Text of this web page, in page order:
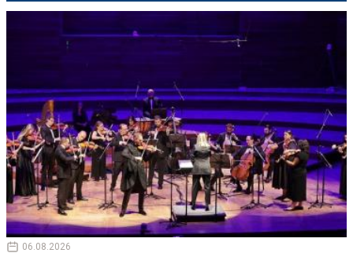
06.08.2026